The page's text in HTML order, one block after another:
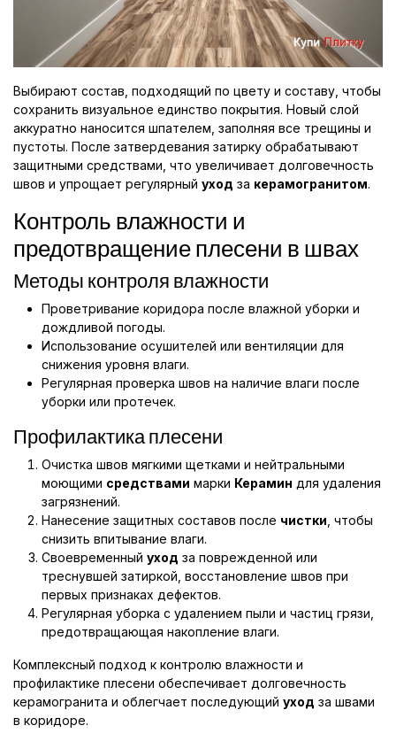
Выбирают состав, подходящий по цвету и составу, чтобы
сохранить визуальное единство покрытия. Новый слой
аккуратно наносится шпателем, заполняя все трещины и
пустоты. После затвердевания затирку обрабатывают
защитными средствами, что увеличивает долговечность
швов и упрощает регулярный уход за керамогранитом.
Контроль влажности и
предотвращение плесени в швах
Методы контроля влажности
Проветривание коридора после влажной уборки и
дождливой погоды.
Использование осушителей или вентиляции для
снижения уровня влаги.
Регулярная проверка швов на наличие влаги после
уборки или протечек.
Профилактика плесени
Очистка швов мягкими щетками и нейтральными
моющими средствами марки Керамин для удаления
загрязнений.
Нанесение защитных составов после чистки , чтобы
снизить впитывание влаги.
Своевременный уход за поврежденной или
треснувшей затиркой, восстановление швов при
первых признаках дефектов.
Регулярная уборка с удалением пыли и частиц грязи,
предотвращающая накопление влаги.
Комплексный подход к контролю влажности и
профилактике плесени обеспечивает долговечность
керамогранита и облегчает последующий уход за швами
в коридоре.